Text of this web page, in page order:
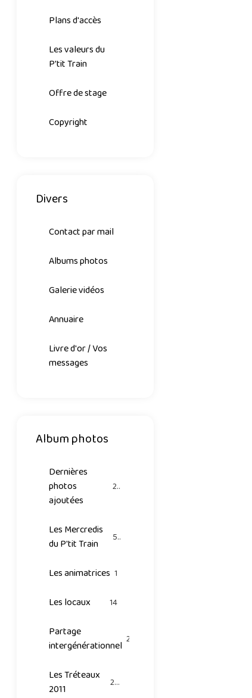
Plans d'accès
Les valeurs du
P'tit Train
Offre de stage
Copyright
Divers
Contact par mail
Albums photos
Galerie vidéos
Annuaire
Livre d'or / Vos
messages
Album photos
Dernières
photos
ajoutées
26
Les Mercredis
du P'tit Train
53
Les animatrices 1
Les locaux 14
Partage
intergénérationnel 20
Les Tréteaux
2011
25